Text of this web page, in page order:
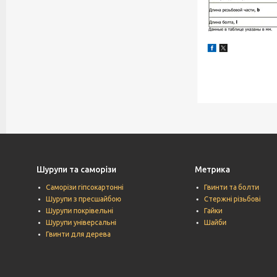
Шурупи та саморізи
Саморізи гіпсокартонні
Шурупи з пресшайбою
Шурупи покрівельні
Шурупи універсальні
Гвинти для дерева
Метрика
Гвинти та болти
Стержні різьбові
Гайки
Шайби